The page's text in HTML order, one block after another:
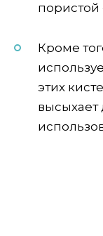
пористой
Кроме
этих